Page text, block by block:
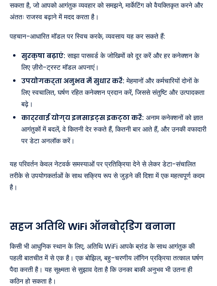
सकता है, जो आपको आगंतुक व्यवहार को समझने, मार्केटिंग को वैयक्तिकृत करने और
अंततः राजस्व बढ़ाने में मदद करता है।
पहचान-आधारित मॉडल पर स्विच करके, व्यवसाय यह कर सकते हैं:
सुरक्षा बढ़ाएं: साझा पासवर्ड के जोखिमों को दूर करें और हर कनेक्शन के
लिए ज़ीरो-ट्रस्ट मॉडल अपनाएं।
उपयोगकर्ता अनुभव में सुधार करें: मेहमानों और कर्मचारियों दोनों के
लिए स्वचालित, घर्षण रहित कनेक्शन प्रदान करें, जिससे संतुष्टि और उत्पादकता
बढ़े।
कार्रवाई योग्य इनसाइट्स इकट्ठा करें: अनाम कनेक्शनों को ज्ञात
आगंतुकों में बदलें, वे कितनी देर रुकते हैं, कितनी बार आते हैं, और उनकी वफादारी
पर डेटा अनलॉक करें।
यह परिवर्तन केवल नेटवर्क समस्याओं पर प्रतिक्रिया देने से लेकर डेटा-संचालित
तरीके से उपयोगकर्ताओं के साथ सक्रिय रूप से जुड़ने की दिशा में एक महत्वपूर्ण कदम
है।
सहज अतिथि WiFi ऑनबोर्डिंग बनाना
किसी भी आधुनिक स्थान के लिए, अतिथि WiFi आपके ब्रांड के साथ आगंतुक की
पहली बातचीत में से एक है। एक बोझिल, बहु-चरणीय लॉगिन प्रक्रिया तत्काल घर्षण
पैदा करती है। यह सूक्ष्मता से सुझाव देता है कि उनका बाकी अनुभव भी उतना ही
कठिन हो सकता है।